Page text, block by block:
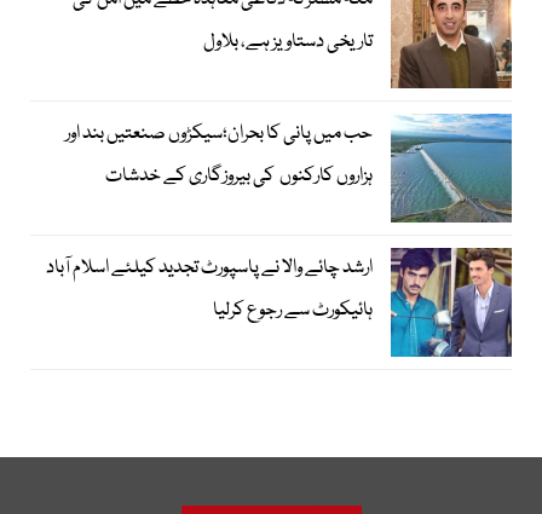
تاریخی دستاویز ہے، بلاول
حب میں پانی کا بحران؛سیکڑوں صنعتیں بند اور
ہزاروں کارکنوں کی بیروزگاری کے خدشات
ارشد چائے والا نے پاسپورٹ تجدید کیلئے اسلام آباد
ہائیکورٹ سے رجوع کرلیا